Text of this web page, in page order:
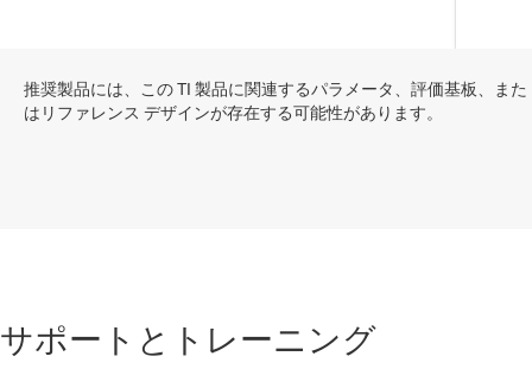
推奨製品には、この TI 製品に関連するパラメータ、評価基板、また
はリファレンス デザインが存在する可能性があります。
サポートとトレーニング